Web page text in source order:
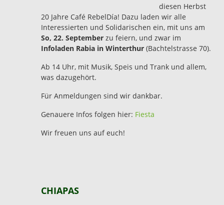
diesen Herbst
20 Jahre Café RebelDía! Dazu laden wir alle
Interessierten und Solidarischen ein, mit uns am
So, 22. September zu feiern, und zwar im
Infoladen Rabia in Winterthur (Bachtelstrasse 70).
Ab 14 Uhr, mit Musik, Speis und Trank und allem,
was dazugehört.
Für Anmeldungen sind wir dankbar.
Genauere Infos folgen hier: Fiesta
Wir freuen uns auf euch!
CHIAPAS